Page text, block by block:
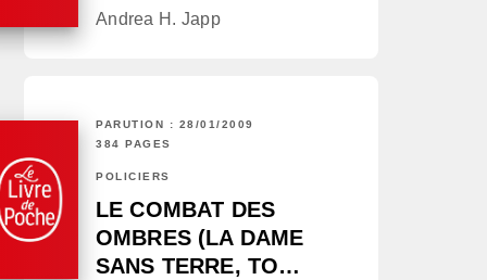
Andrea H. Japp
PARUTION : 28/01/2009
384 PAGES
POLICIERS
LE COMBAT DES
OMBRES (LA DAME
SANS TERRE, TO…